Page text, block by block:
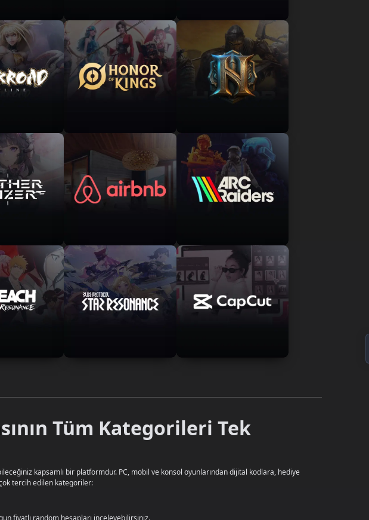
Tüm Kategorileri Tek
kapsamlı bir platformdur. PC, mobil ve konsol oyunlarından dijital kodlara, hediye
tercih edilen kategoriler:
fiyatlı random hesapları inceleyebilirsiniz.